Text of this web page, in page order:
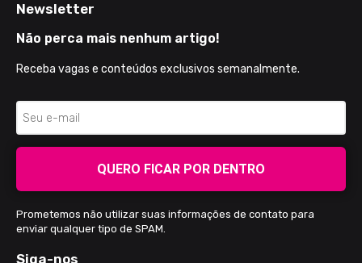
Newsletter
Não perca mais nenhum artigo!
Receba vagas e conteúdos exclusivos semanalmente.
QUERO FICAR POR DENTRO
Prometemos não utilizar suas informações de contato para
enviar qualquer tipo de SPAM.
Siga-nos